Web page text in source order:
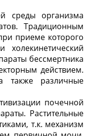
среды организма
Традиционным
приеме которого
бессмертника
действием.
также различные
почечной
Растительные
т.к. механизм